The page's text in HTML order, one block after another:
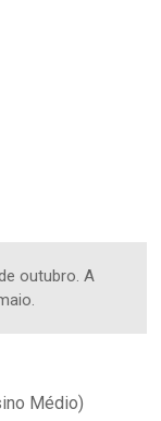
outubro. A
Médio)